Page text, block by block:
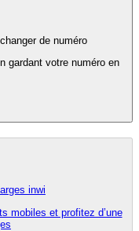
de numéro
gardant votre numéro en
inwi
mobiles et profitez d’une